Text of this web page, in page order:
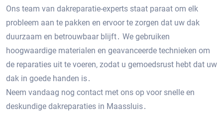
Ons team van dakreparatie-experts staat paraat om elk
probleem aan te pakken en ervoor te zorgen dat uw dak
duurzaam en betrouwbaar blijft․ We gebruiken
hoogwaardige materialen en geavanceerde technieken om
de reparaties uit te voeren‚ zodat u gemoedsrust hebt dat uw
dak in goede handen is․
Neem vandaag nog contact met ons op voor snelle en
deskundige dakreparaties in Maassluis․